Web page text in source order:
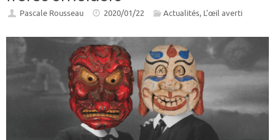
Pascale Rousseau 2020/01/22 Actualités, L’œil averti